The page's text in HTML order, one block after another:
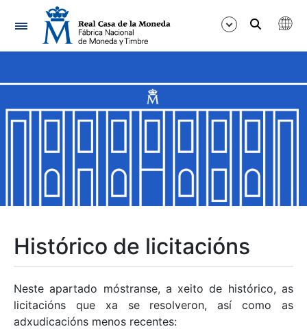
Navegación
Mostrar/Ocultar
Mostrar/Ocultar
Mostrar/Ocultar
Histórico de licitacións
Neste apartado móstranse, a xeito de histórico, as
licitacións que xa se resolveron, así como as
adxudicacións menos recentes: